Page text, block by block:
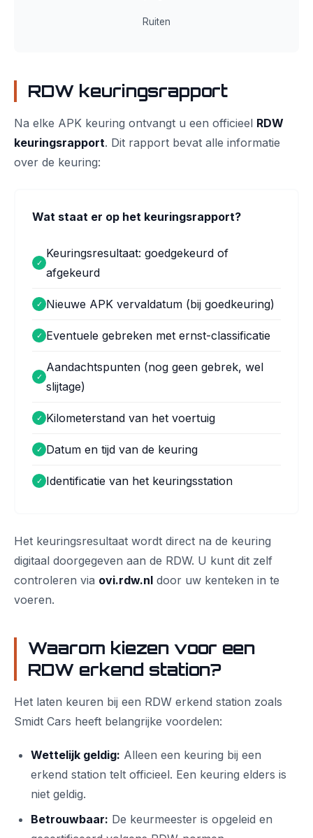
Ruiten
RDW keuringsrapport
Na elke APK keuring ontvangt u een officieel RDW
keuringsrapport. Dit rapport bevat alle informatie
over de keuring:
Wat staat er op het keuringsrapport?
✓
Keuringsresultaat: goedgekeurd of
afgekeurd
✓ Nieuwe APK vervaldatum (bij goedkeuring)
✓ Eventuele gebreken met ernst-classificatie
✓
Aandachtspunten (nog geen gebrek, wel
slijtage)
✓ Kilometerstand van het voertuig
✓ Datum en tijd van de keuring
✓ Identificatie van het keuringsstation
Het keuringsresultaat wordt direct na de keuring
digitaal doorgegeven aan de RDW. U kunt dit zelf
controleren via ovi.rdw.nl door uw kenteken in te
voeren.
Waarom kiezen voor een
RDW erkend station?
Het laten keuren bij een RDW erkend station zoals
Smidt Cars heeft belangrijke voordelen:
Wettelijk geldig: Alleen een keuring bij een
erkend station telt officieel. Een keuring elders is
niet geldig.
Betrouwbaar: De keurmeester is opgeleid en